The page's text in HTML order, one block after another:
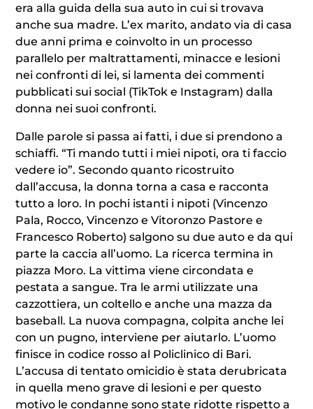
era alla guida della sua auto in cui si trovava
anche sua madre. L’ex marito, andato via di casa
due anni prima e coinvolto in un processo
parallelo per maltrattamenti, minacce e lesioni
nei confronti di lei, si lamenta dei commenti
pubblicati sui social (TikTok e Instagram) dalla
donna nei suoi confronti.
Dalle parole si passa ai fatti, i due si prendono a
schiaffi. “Ti mando tutti i miei nipoti, ora ti faccio
vedere io”. Secondo quanto ricostruito
dall’accusa, la donna torna a casa e racconta
tutto a loro. In pochi istanti i nipoti (Vincenzo
Pala, Rocco, Vincenzo e Vitoronzo Pastore e
Francesco Roberto) salgono su due auto e da qui
parte la caccia all’uomo. La ricerca termina in
piazza Moro. La vittima viene circondata e
pestata a sangue. Tra le armi utilizzate una
cazzottiera, un coltello e anche una mazza da
baseball. La nuova compagna, colpita anche lei
con un pugno, interviene per aiutarlo. L’uomo
finisce in codice rosso al Policlinico di Bari.
L’accusa di tentato omicidio è stata derubricata
in quella meno grave di lesioni e per questo
motivo le condanne sono state ridotte rispetto a